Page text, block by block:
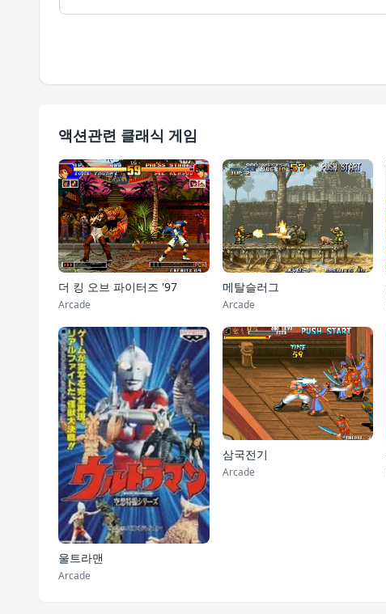
액션관련 클래식 게임
더 킹 오브 파이터즈 '97
Arcade
메탈슬러그
Arcade
울트라맨
Arcade
삼국전기
Arcade